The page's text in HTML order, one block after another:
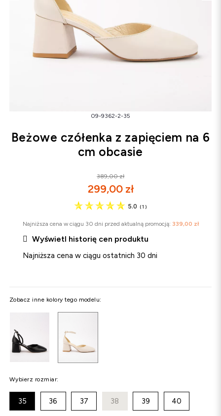
09-9362-2-35
Beżowe czółenka z zapięciem na 6
cm obcasie
389,00 zł
299,00 zł
5.0 ( 1 )
Najniższa cena w ciągu 30 dni przed aktualną promocją: 339,00 zł
 Wyświetl historię cen produktu
Najniższa cena w ciągu ostatnich 30 dni
Zobacz inne kolory tego modelu:
Wybierz rozmiar:
35 36 37 38 39 40
Śniegowce